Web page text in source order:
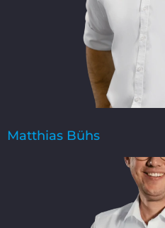
Matthias Bühs